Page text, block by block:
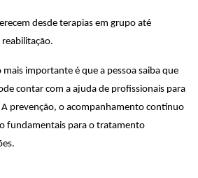
desde terapias em grupo até
mais importante é que a pessoa saiba que
contar com a ajuda de profissionais para
prevenção, o acompanhamento contínuo
fundamentais para o tratamento